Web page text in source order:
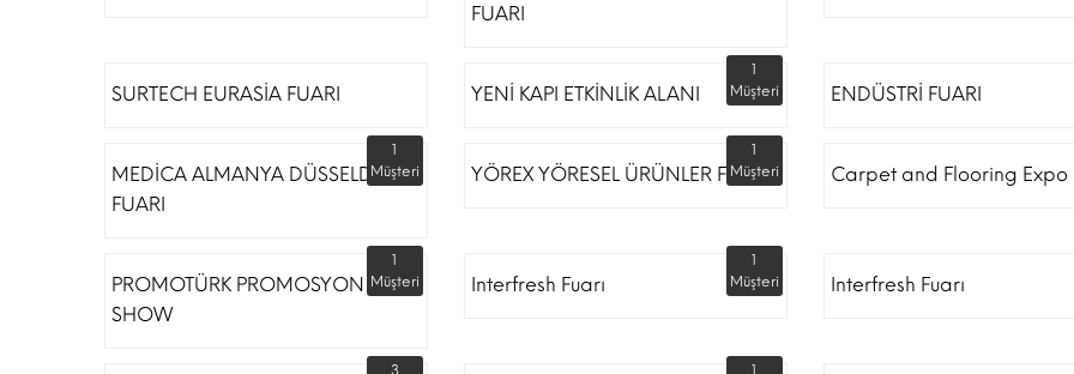
FUARI
SURTECH EURASİA FUARI YENİ KAPI ETKİNLİK ALANI
1
Müşteri
ENDÜSTRİ FUARI
MEDİCA ALMANYA DÜSSELDORF
FUARI
1
Müşteri
YÖREX YÖRESEL ÜRÜNLER FUARI
1
Müşteri
Carpet and Flooring Expo
PROMOTÜRK PROMOSYON
SHOW
1
Müşteri
Interfresh Fuarı
1
Müşteri
Interfresh Fuarı
3
1